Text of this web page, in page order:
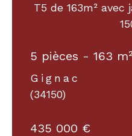
T5 de 163m² avec
5 pièces - 163 m²
Gignac
(34150)
435 000 €